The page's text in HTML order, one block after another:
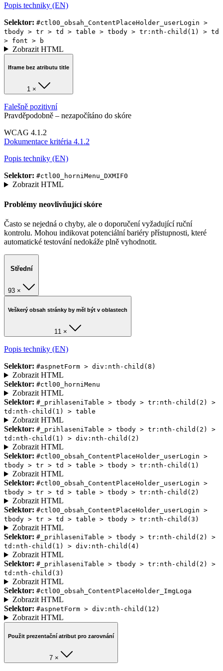
Popis techniky (EN)
Selektor: #ctl00_obsah_ContentPlaceHolder_userLogin >
tbody > tr > td > table > tbody > tr:nth-child(1) > td
> font > b
Zobrazit HTML
Iframe bez atributu title
1 ×
Falešně pozitivní
Pravděpodobně – nezapočítáno do skóre
WCAG 4.1.2
Dokumentace kritéria 4.1.2
Popis techniky (EN)
Selektor: #ctl00_horniMenu_DXMIF0
Zobrazit HTML
Problémy neovlivňující skóre
Často se nejedná o chyby, ale o doporučení vyžadující ruční
kontrolu. Mohou indikovat potenciální bariéry přístupnosti, které
automatické testování nedokáže plně vyhodnotit.
Střední
93 ×
Veškerý obsah stránky by měl být v oblastech
11 ×
Popis techniky (EN)
Selektor: #aspnetForm > div:nth-child(8)
Zobrazit HTML
Selektor: #ctl00_horniMenu
Zobrazit HTML
Selektor: #_prihlaseniTable > tbody > tr:nth-child(2) >
td:nth-child(1) > table
Zobrazit HTML
Selektor: #_prihlaseniTable > tbody > tr:nth-child(2) >
td:nth-child(1) > div:nth-child(2)
Zobrazit HTML
Selektor: #ctl00_obsah_ContentPlaceHolder_userLogin >
tbody > tr > td > table > tbody > tr:nth-child(1)
Zobrazit HTML
Selektor: #ctl00_obsah_ContentPlaceHolder_userLogin >
tbody > tr > td > table > tbody > tr:nth-child(2)
Zobrazit HTML
Selektor: #ctl00_obsah_ContentPlaceHolder_userLogin >
tbody > tr > td > table > tbody > tr:nth-child(3)
Zobrazit HTML
Selektor: #_prihlaseniTable > tbody > tr:nth-child(2) >
td:nth-child(1) > div:nth-child(4)
Zobrazit HTML
Selektor: #_prihlaseniTable > tbody > tr:nth-child(2) >
td:nth-child(3)
Zobrazit HTML
Selektor: #ctl00_obsah_ContentPlaceHolder_ImgLoga
Zobrazit HTML
Selektor: #aspnetForm > div:nth-child(12)
Zobrazit HTML
Použit prezentační atribut pro zarovnání
7 ×